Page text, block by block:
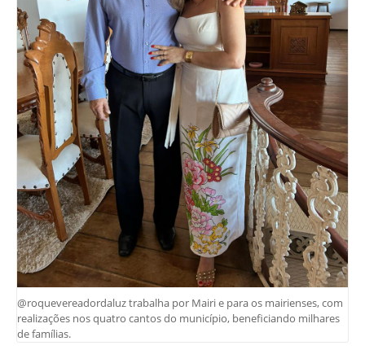
@roquevereadordaluz trabalha por Mairi e para os mairienses, com
realizações nos quatro cantos do município, beneficiando milhares
de famílias.